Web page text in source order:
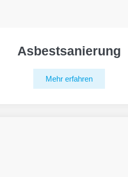
Asbestsanierung
Mehr erfahren